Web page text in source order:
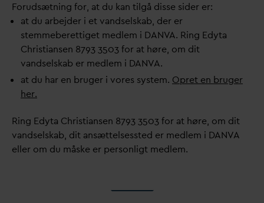
Forudsætning for, at du kan tilgå disse sider er:
at du arbejder i et vandselskab, der er
stemmeberettiget medlem i DANVA. Ring Edyta
Christiansen 8793 3503 for at høre, om dit
vandselskab er medlem i DANVA.
at du har en bruger i vores system. Opret en bruger
her.
Ring Edyta Christiansen 8793 3503 for at høre, om dit
vandselskab, dit ansættelsessted er medlem i DANVA
eller om du måske er personligt medlem.